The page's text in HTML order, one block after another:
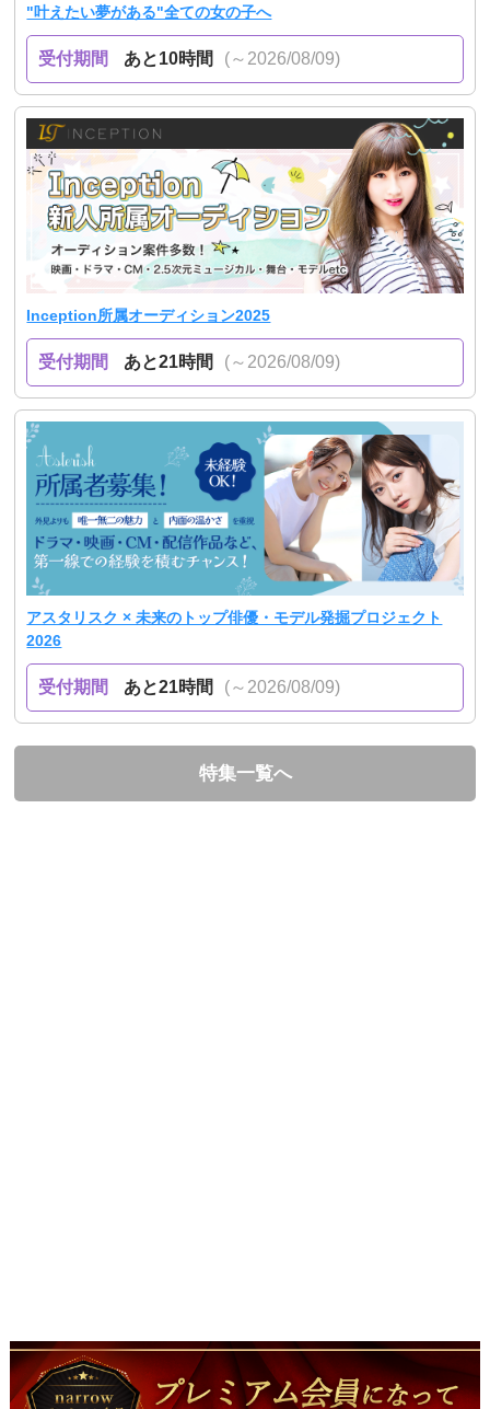
"叶えたい夢がある"全ての女の子へ
受付期間 あと10時間 (～2026/08/09)
Inception所属オーディション2025
受付期間 あと21時間 (～2026/08/09)
アスタリスク × 未来のトップ俳優・モデル発掘プロジェクト
2026
受付期間 あと21時間 (～2026/08/09)
特集一覧へ